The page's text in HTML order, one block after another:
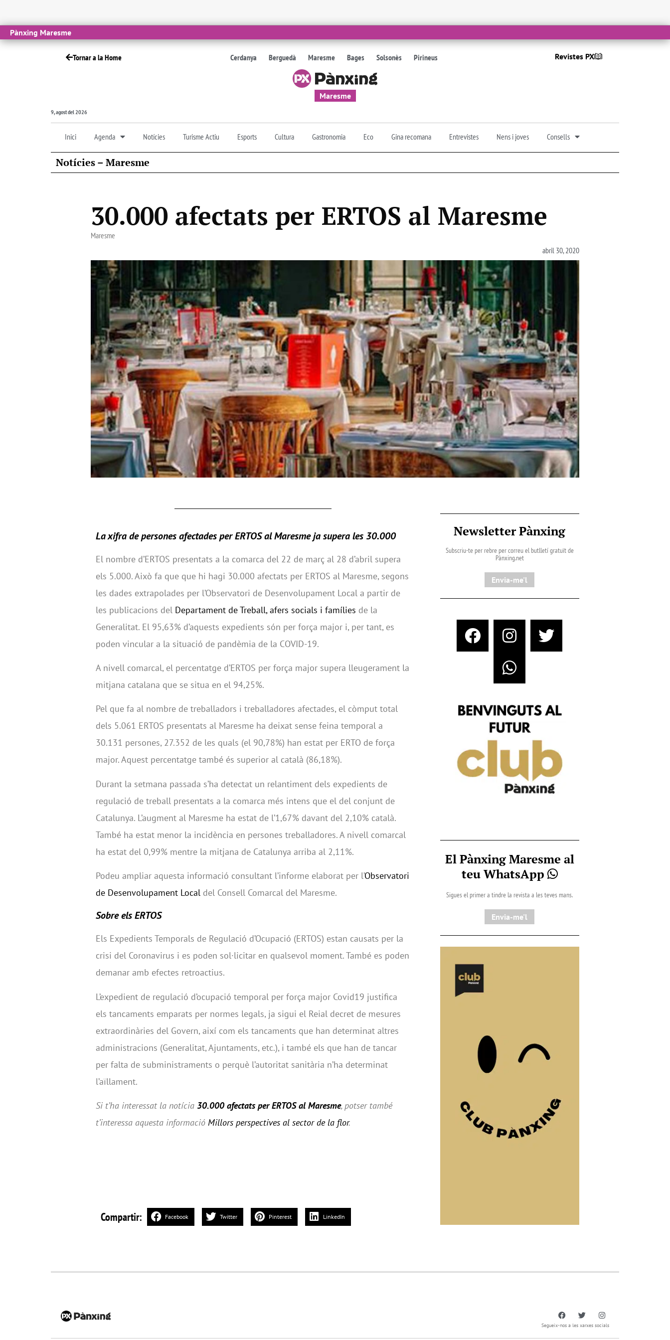
Pànxing Maresme
Tornar a la Home Cerdanya Berguedà Maresme Bages Solsonès Pirineus Revistes PX
Maresme
9, agost del 2026
Inici Agenda Notícies Turisme Actiu Esports Cultura Gastronomia Eco Gina recomana Entrevistes Nens i joves Consells
Notícies – Maresme
30.000 afectats per ERTOS al Maresme
Maresme
abril 30, 2020
La xifra de persones afectades per ERTOS al Maresme ja supera les 30.000
El nombre d’ERTOS presentats a la comarca del 22 de març al 28 d’abril supera
els 5.000. Això fa que que hi hagi 30.000 afectats per ERTOS al Maresme, segons
les dades extrapolades per l’Observatori de Desenvolupament Local a partir de
les publicacions del Departament de Treball, afers socials i famílies de la
Generalitat. El 95,63% d’aquests expedients són per força major i, per tant, es
poden vincular a la situació de pandèmia de la COVID-19.
A nivell comarcal, el percentatge d’ERTOS per força major supera lleugerament la
mitjana catalana que se situa en el 94,25%.
Pel que fa al nombre de treballadors i treballadores afectades, el còmput total
dels 5.061 ERTOS presentats al Maresme ha deixat sense feina temporal a
30.131 persones, 27.352 de les quals (el 90,78%) han estat per ERTO de força
major. Aquest percentatge també és superior al català (86,18%).
Durant la setmana passada s’ha detectat un relantiment dels expedients de
regulació de treball presentats a la comarca més intens que el del conjunt de
Catalunya. L’augment al Maresme ha estat de l’1,67% davant del 2,10% català.
També ha estat menor la incidència en persones treballadores. A nivell comarcal
ha estat del 0,99% mentre la mitjana de Catalunya arriba al 2,11%.
Podeu ampliar aquesta informació consultant l’informe elaborat per l’Observatori
de Desenvolupament Local del Consell Comarcal del Maresme.
Sobre els ERTOS
Els Expedients Temporals de Regulació d’Ocupació (ERTOS) estan causats per la
crisi del Coronavirus i es poden sol·licitar en qualsevol moment. També es poden
demanar amb efectes retroactius.
L’expedient de regulació d’ocupació temporal per força major Covid19 justifica
els tancaments emparats per normes legals, ja sigui el Reial decret de mesures
extraordinàries del Govern, així com els tancaments que han determinat altres
administracions (Generalitat, Ajuntaments, etc.), i també els que han de tancar
per falta de subministraments o perquè l’autoritat sanitària n’ha determinat
l’aïllament.
Si t’ha interessat la notícia 30.000 afectats per ERTOS al Maresme, potser també
t’interessa aquesta informació Millors perspectives al sector de la flor.
Compartir: Facebook Twitter Pinterest LinkedIn
Newsletter Pànxing
Subscriu-te per rebre per correu el butlletí gratuït de
Pànxing.net​
Envia-me'l
El Pànxing Maresme al
teu WhatsApp
Sigues el primer a tindre la revista a les teves mans.
Envia-me'l
Segueix-nos a les xarxes socials